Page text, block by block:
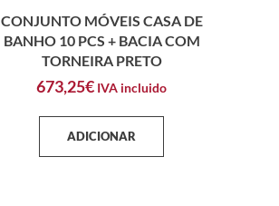
CONJUNTO MÓVEIS CASA DE
BANHO 10 PCS + BACIA COM
TORNEIRA PRETO
673,25€ IVA incluido
ADICIONAR